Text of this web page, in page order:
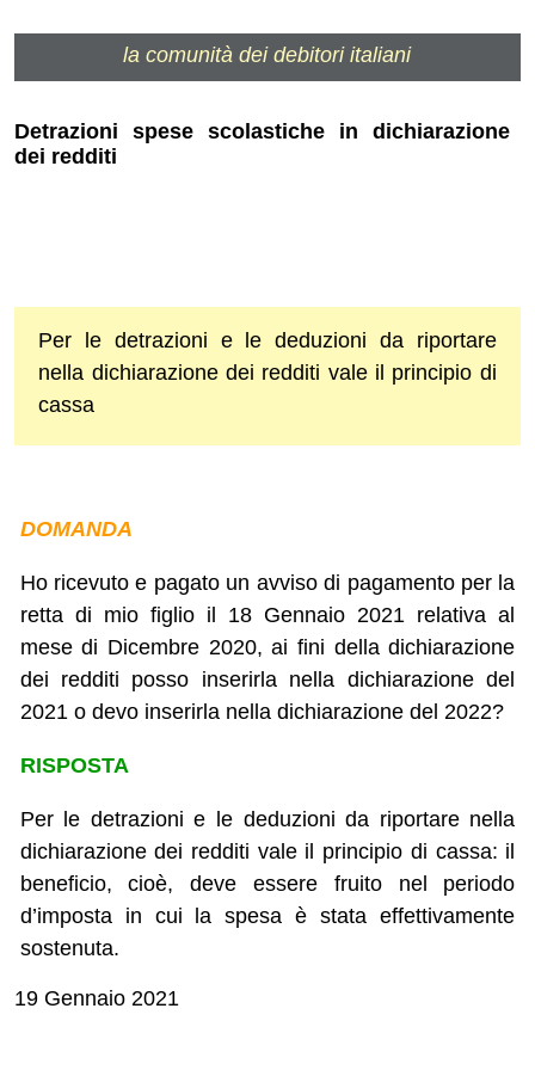
la comunità dei debitori italiani
Detrazioni spese scolastiche in dichiarazione
dei redditi
Per le detrazioni e le deduzioni da riportare
nella dichiarazione dei redditi vale il principio di
cassa
DOMANDA
Ho ricevuto e pagato un avviso di pagamento per la
retta di mio figlio il 18 Gennaio 2021 relativa al
mese di Dicembre 2020, ai fini della dichiarazione
dei redditi posso inserirla nella dichiarazione del
2021 o devo inserirla nella dichiarazione del 2022?
RISPOSTA
Per le detrazioni e le deduzioni da riportare nella
dichiarazione dei redditi vale il principio di cassa: il
beneficio, cioè, deve essere fruito nel periodo
d’imposta in cui la spesa è stata effettivamente
sostenuta.
19 Gennaio 2021